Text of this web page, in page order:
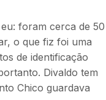
foram cerca de 50
o que fiz foi uma
de identificação
Divaldo tem
Chico guardava